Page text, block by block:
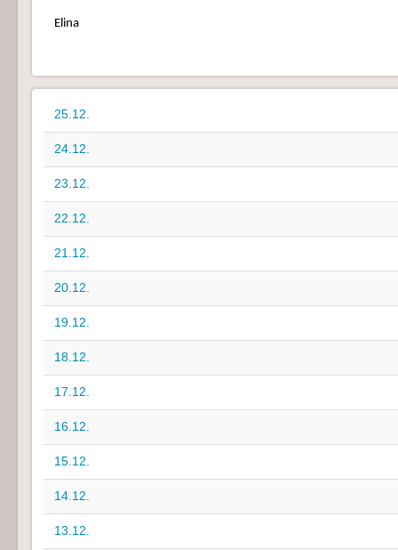
Elina
25.12.
24.12.
23.12.
22.12.
21.12.
20.12.
19.12.
18.12.
17.12.
16.12.
15.12.
14.12.
13.12.